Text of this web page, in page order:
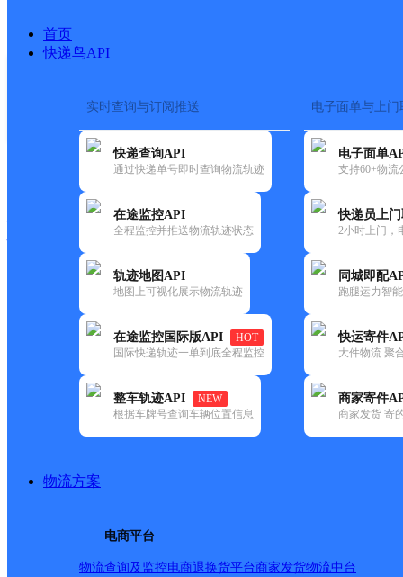
首页
快递鸟API
实时查询与订阅推送
快递查询API
通过快递单号即时查询物流轨迹
在途监控API
全程监控并推送物流轨迹状态
轨迹地图API
地图上可视化展示物流轨迹
在途监控国际版API
HOT
国际快递轨迹一单到底全程监控
整车轨迹API
NEW
根据车牌号查询车辆位置信息
电子面单与上门
电子面单
支持60+物流
快递员上
2小时上门，
同城即配
跑腿运力智
快运寄件
大件物流 聚
商家寄件
商家发货 寄
物流方案
电商平台
物流查询及监控电商退换货平台商家发货物流中台
快运大全 快递时效
德邦
吉木萨尔县兵团农六师红旗农
更新时间：2022-07-12 00:00:00
所属快递：德邦快递
所属区域：新疆维吾尔自治区-克孜勒苏柯尔克孜自治州-阿
网点地址：新疆维吾尔自治区昌吉回族自治州吉木萨尔县
网点负责人：